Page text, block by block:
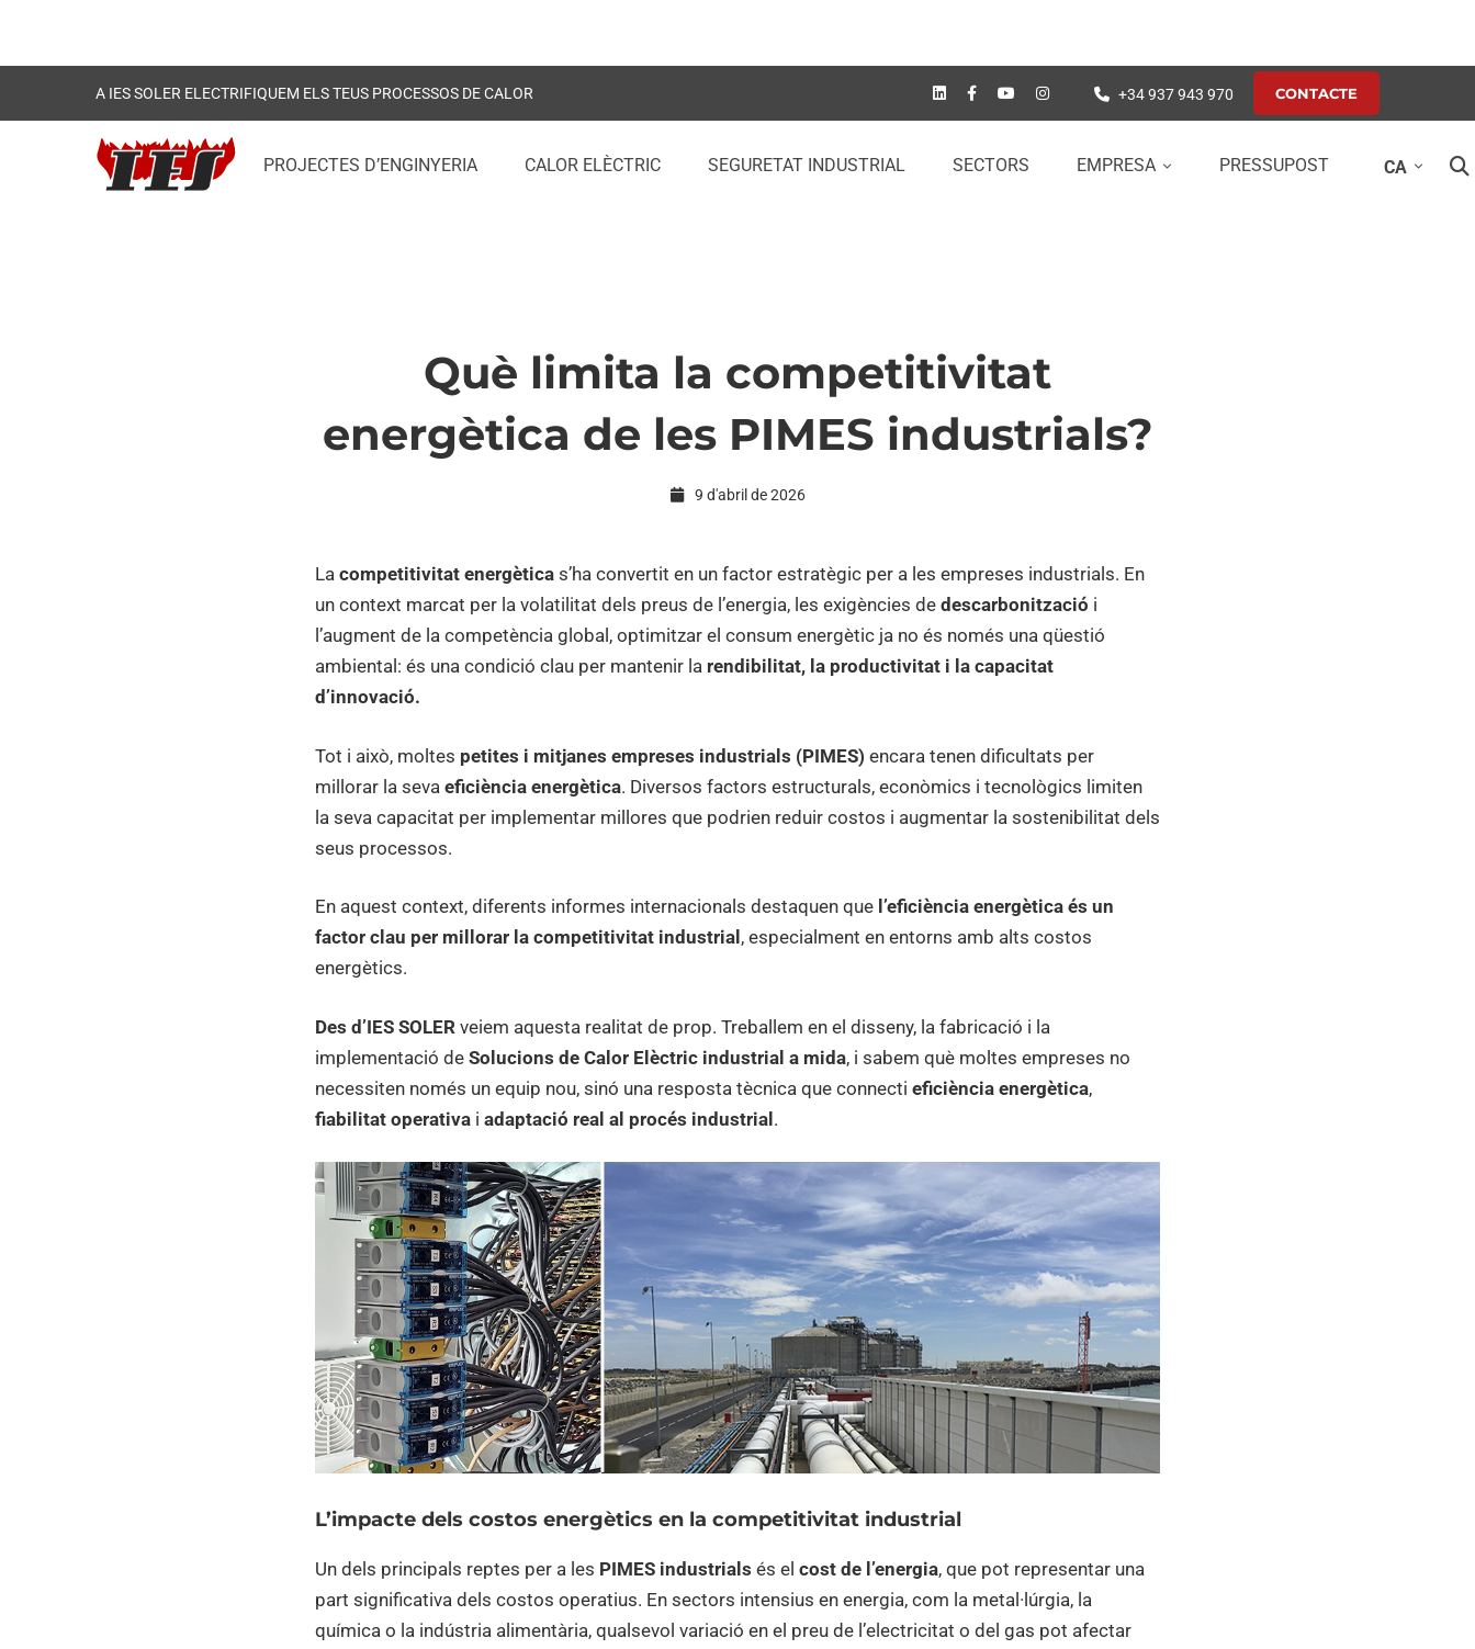
A IES SOLER ELECTRIFIQUEM ELS TEUS PROCESSOS DE CALOR +34 937 943 970 CONTACTE
PROJECTES D’ENGINYERIA CALOR ELÈCTRIC SEGURETAT INDUSTRIAL SECTORS EMPRESA PRESSUPOST CA
Què
limita
competitivitat
energètica
de
les
PIMES
industrials?
Què limita la competitivitat
energètica de les PIMES industrials?
9 d'abril de 2026
La competitivitat energètica s’ha convertit en un factor estratègic per a les empreses industrials. En
un context marcat per la volatilitat dels preus de l’energia, les exigències de descarbonització i
l’augment de la competència global, optimitzar el consum energètic ja no és només una qüestió
ambiental: és una condició clau per mantenir la rendibilitat, la productivitat i la capacitat
d’innovació.
Tot i això, moltes petites i mitjanes empreses industrials (PIMES) encara tenen dificultats per
millorar la seva eficiència energètica. Diversos factors estructurals, econòmics i tecnològics limiten
la seva capacitat per implementar millores que podrien reduir costos i augmentar la sostenibilitat dels
seus processos.
En aquest context, diferents informes internacionals destaquen que l’eficiència energètica és un
factor clau per millorar la competitivitat industrial , especialment en entorns amb alts costos
energètics.
Des d’IES SOLER veiem aquesta realitat de prop. Treballem en el disseny, la fabricació i la
implementació de Solucions de Calor Elèctric industrial a mida, i sabem què moltes empreses no
necessiten només un equip nou, sinó una resposta tècnica que connecti eficiència energètica,
fiabilitat operativa i adaptació real al procés industrial.
L’impacte dels costos energètics en la competitivitat industrial
Un dels principals reptes per a les PIMES industrials és el cost de l’energia, que pot representar una
part significativa dels costos operatius. En sectors intensius en energia, com la metal·lúrgia, la
química o la indústria alimentària, qualsevol variació en el preu de l’electricitat o del gas pot afectar